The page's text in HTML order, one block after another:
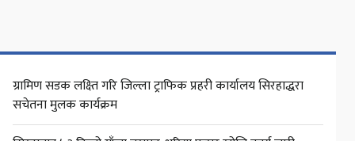
ग्रामिण सडक लक्ष्ति गरि जिल्ला ट्राफिक प्रहरी कार्यालय सिरहाद्धरा
सचेतना मुलक कार्यक्रम